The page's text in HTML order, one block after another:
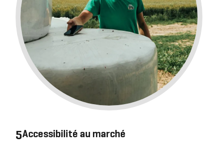
5Accessibilité au marché